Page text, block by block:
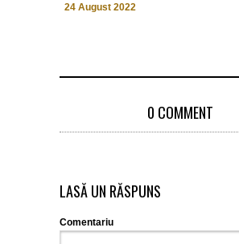
24 August 2022
0 COMMENT
LASĂ UN RĂSPUNS
Comentariu